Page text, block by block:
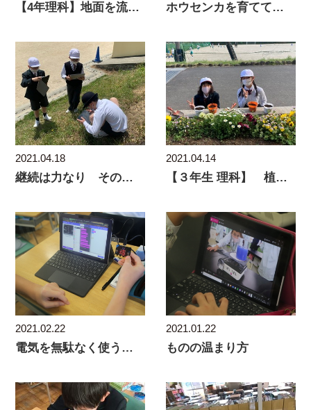
【4年理科】地面を流れる水のゆくえ ホウセンカを育てています
2021.04.18
継続は力なり その２ ～４年生の理科の授業から～
2021.04.14
【３年生 理科】 植物のたねをまこう
2021.02.22
電気を無駄なく使うための仕組みを
2021.01.22
ものの温まり方